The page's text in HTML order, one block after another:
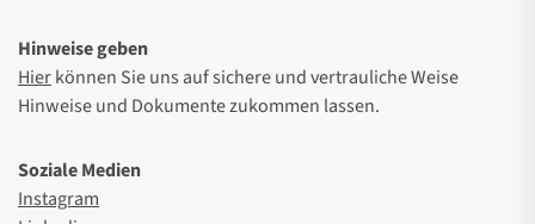
Hinweise geben
Hierkönnen Sie uns auf sichere und vertrauliche Weise
Hinweise und Dokumente zukommen lassen.
Soziale Medien
Instagram